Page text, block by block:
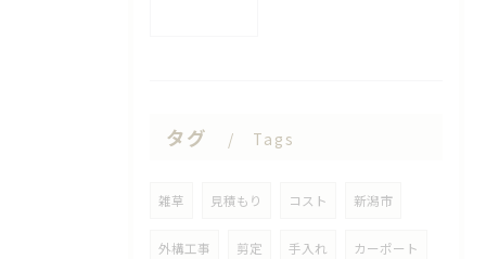
タグ Tags
雑草 見積もり コスト 新潟市
外構工事 剪定 手入れ カーポート